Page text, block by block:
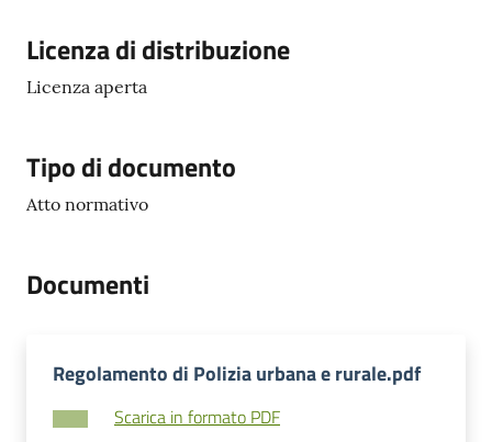
Descrizione
Licenza di distribuzione
Licenza aperta
Tipo di documento
Atto normativo
Documenti
Regolamento di Polizia urbana e rurale.pdf
Scarica in formato PDF